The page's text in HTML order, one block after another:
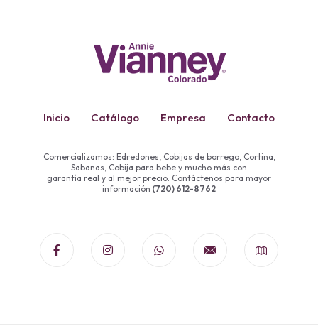
Inicio Catálogo Empresa Contacto
Comercializamos: Edredones, Cobijas de borrego, Cortina,
Sabanas, Cobija para bebe y mucho más con
garantía real y al mejor precio. Contáctenos para mayor
información (720) 612-8762